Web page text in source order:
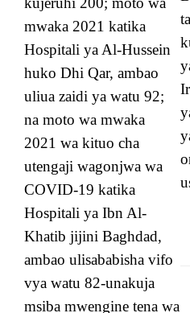
mwaka 2021 katika
Hospitali ya Al-Hussein
huko Dhi Qar, ambao
uliua zaidi ya watu 92;
na moto wa mwaka
2021 wa kituo cha
utengaji wagonjwa wa
COVID-19 katika
Hospitali ya Ibn Al-
Khatib jijini Baghdad,
ambao ulisababisha vifo
vya watu 82-unakuja
msiba mwengine tena wa